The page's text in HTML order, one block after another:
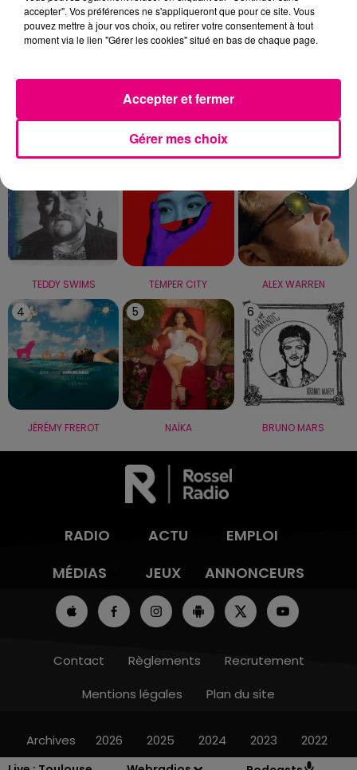
Capricorne Verseau Poissons
LE TOP
TEDDY SWIMS TEMPER CITY ALEX WARREN
4
JÉRÉMY FREROT
5
NAÏKA
6
BRUNO MARS
RADIO ACTU
EMPLOI
MÉDIAS
JEUX ANNONCEURS
Contact Règlements
Recrutement
Mentions légales
Plan du site
Archives 2026 2025 2024 2023 2022
accepter". Vos préférences ne s'appliqueront que pour ce site. Vous
pouvez mettre à jour vos choix, ou retirer votre consentement à tout
moment via le lien "Gérer les cookies" situé en bas de chaque page.
Gérer mes choix
Accepter et fermer